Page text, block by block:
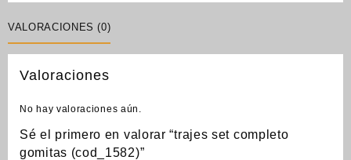
VALORACIONES (0)
Valoraciones
No hay valoraciones aún.
Sé el primero en valorar “trajes set completo
gomitas (cod_1582)”